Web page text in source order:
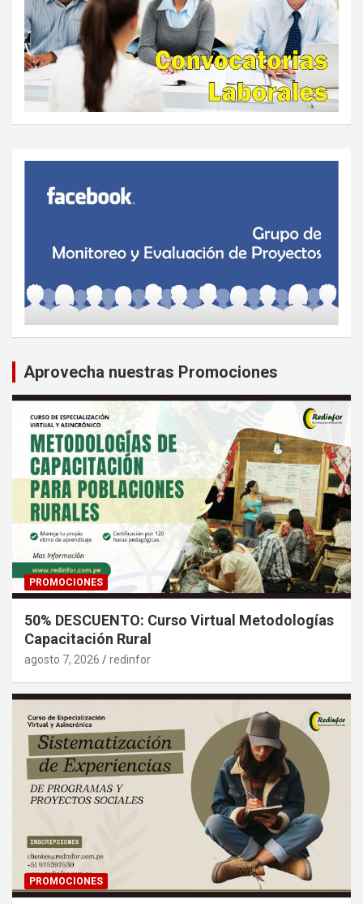
Aprovecha nuestras Promociones
PROMOCIONES
50% DESCUENTO: Curso Virtual Metodologías
Capacitación Rural
agosto 7, 2026 redinfor
PROMOCIONES